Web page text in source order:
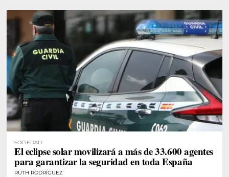
SOCIEDAD
El eclipse solar movilizará a más de 33.600 agentes
para garantizar la seguridad en toda España
RUTH RODRÍGUEZ